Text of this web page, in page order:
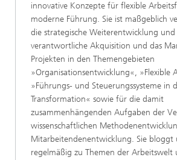
innovative Konzepte für flexible
moderne Führung. Sie ist maßgeblich
die strategische Weiterentwicklung und
verantwortliche Akquisition und das
Projekten in den Themengebieten
»Organisationsentwicklung«, »Flexible
»Führungs- und Steuerungssysteme in
Transformation« sowie für die damit
zusammenhängenden Aufgaben der
wissenschaftlichen
Mitarbeitendenentwicklung. Sie bloggt
regelmäßig zu Themen der Arbeitswelt